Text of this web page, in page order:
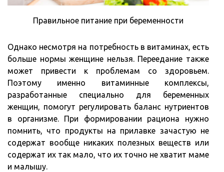
Правильное питание при беременности
Однако несмотря на потребность в витаминах, есть
больше нормы женщине нельзя. Переедание также
может привести к проблемам со здоровьем.
Поэтому именно витаминные комплексы,
разработанные специально для беременных
женщин, помогут регулировать баланс нутриентов
в организме. При формировании рациона нужно
помнить, что продукты на прилавке зачастую не
содержат вообще никаких полезных веществ или
содержат их так мало, что их точно не хватит маме
и малышу.